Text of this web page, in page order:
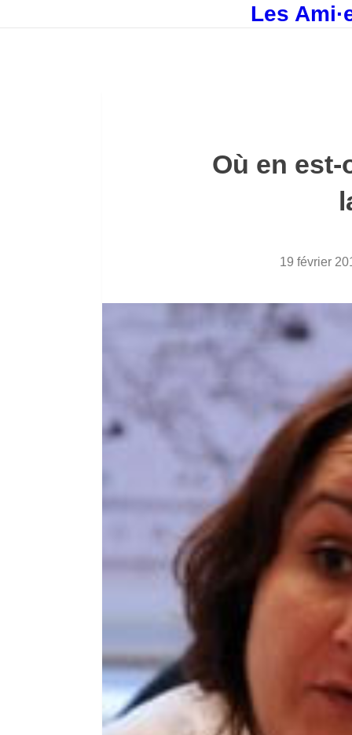
Les
Où en est-
19 février